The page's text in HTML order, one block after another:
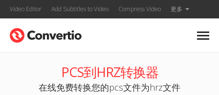
Video Editor Add Subtitles to Video Compress Video 更多
PCS到HRZ转换器
在线免费转换您的pcs文件为hrz文件